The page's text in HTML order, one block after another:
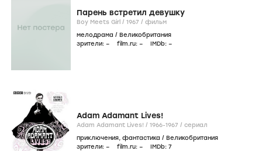
Парень встретил девушку
Boy Meets Girl / 1967 / фильм
мелодрама / Великобритания
зрители: – film.ru: – IMDb: –
Adam Adamant Lives!
Adam Adamant Lives! / 1966-1967 / сериал
приключения, фантастика / Великобритания
зрители: – film.ru: – IMDb: 7